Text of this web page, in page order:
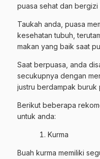
puasa sehat dan bergizi
Taukah anda, puasa
kesehatan tubuh,
makan yang baik saat
Saat berpuasa, anda
secukupnya dengan
justru berdampak buruk
Berikut beberapa
untuk anda:
Kurma
Buah kurma memiliki